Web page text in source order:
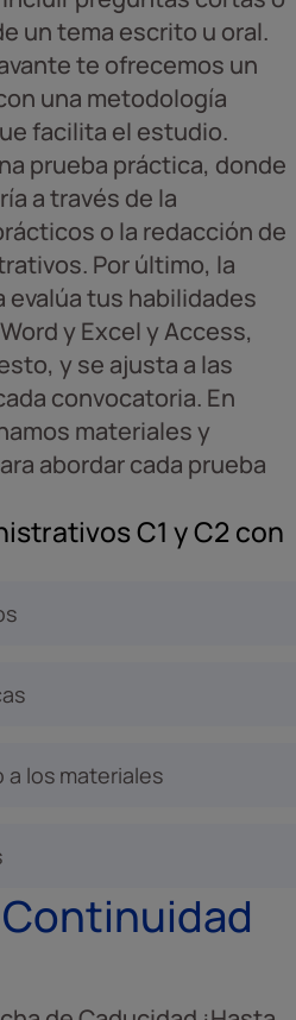
un tema escrito u oral.
te ofrecemos un
una metodología
facilita el estudio.
prueba práctica, donde
a través de la
o la redacción de
Por último, la
tus habilidades
y Excel y Access,
y se ajusta a las
convocatoria. En
materiales y
abordar cada prueba
C1 y C2 con
a los materiales